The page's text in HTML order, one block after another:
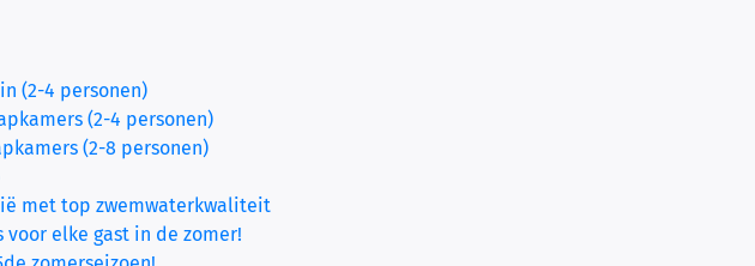
(2-4 personen)
(2-4 personen)
(2-8 personen)
met top zwemwaterkwaliteit
voor elke gast in de zomer!